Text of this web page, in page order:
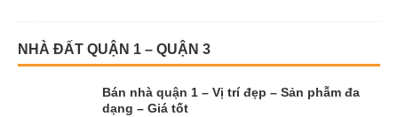
NHÀ ĐẤT QUẬN 1 – QUẬN 3
Bán nhà quận 1 – Vị trí đẹp – Sản phẫm đa
dạng – Giá tốt